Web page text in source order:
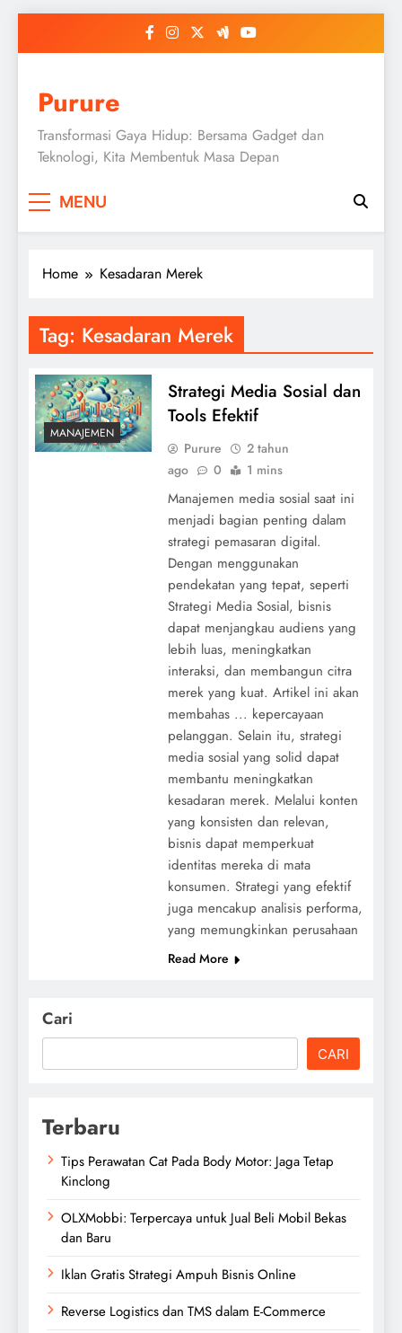
Purure
Transformasi Gaya Hidup: Bersama Gadget dan
Teknologi, Kita Membentuk Masa Depan
MENU
Home Kesadaran Merek
Tag: Kesadaran Merek
MANAJEMEN
Strategi Media Sosial dan
Tools Efektif
Purure
2 tahun
ago
0 1 mins
Manajemen media sosial saat ini
menjadi bagian penting dalam
strategi pemasaran digital.
Dengan menggunakan
pendekatan yang tepat, seperti
Strategi Media Sosial, bisnis
dapat menjangkau audiens yang
lebih luas, meningkatkan
interaksi, dan membangun citra
merek yang kuat. Artikel ini akan
membahas ... kepercayaan
pelanggan. Selain itu, strategi
media sosial yang solid dapat
membantu meningkatkan
kesadaran merek. Melalui konten
yang konsisten dan relevan,
bisnis dapat memperkuat
identitas mereka di mata
konsumen. Strategi yang efektif
juga mencakup analisis performa,
yang memungkinkan perusahaan
Read More
Cari
CARI
Terbaru
Tips Perawatan Cat Pada Body Motor: Jaga Tetap
Kinclong
OLXMobbi: Terpercaya untuk Jual Beli Mobil Bekas
dan Baru
Iklan Gratis Strategi Ampuh Bisnis Online
Reverse Logistics dan TMS dalam E-Commerce